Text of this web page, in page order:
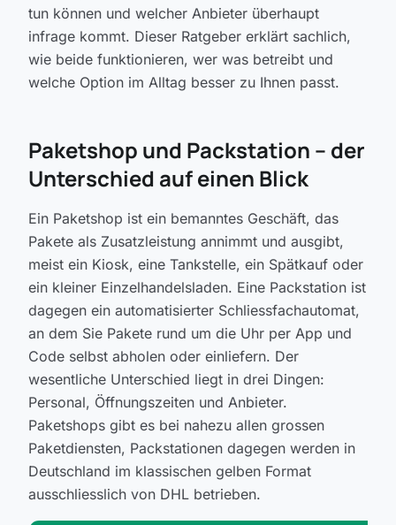
tun können und welcher Anbieter überhaupt
infrage kommt. Dieser Ratgeber erklärt sachlich,
wie beide funktionieren, wer was betreibt und
welche Option im Alltag besser zu Ihnen passt.
Paketshop und Packstation -- der
Unterschied auf einen Blick
Ein Paketshop ist ein bemanntes Geschäft, das
Pakete als Zusatzleistung annimmt und ausgibt,
meist ein Kiosk, eine Tankstelle, ein Spätkauf oder
ein kleiner Einzelhandelsladen. Eine Packstation ist
dagegen ein automatisierter Schliessfachautomat,
an dem Sie Pakete rund um die Uhr per App und
Code selbst abholen oder einliefern. Der
wesentliche Unterschied liegt in drei Dingen:
Personal, Öffnungszeiten und Anbieter.
Paketshops gibt es bei nahezu allen grossen
Paketdiensten, Packstationen dagegen werden in
Deutschland im klassischen gelben Format
ausschliesslich von DHL betrieben.